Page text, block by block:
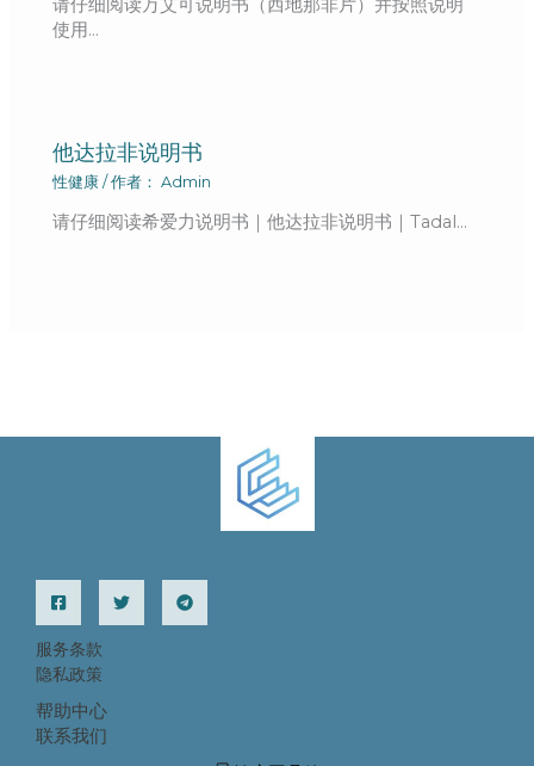
使用…
他达拉非说明书
性健康 / 作者： Admin
请仔细阅读希爱力说明书｜他达拉非说明书｜Tadal…
服务条款
隐私政策
帮助中心
联系我们